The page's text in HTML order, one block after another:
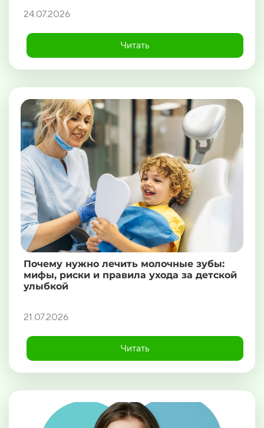
24.07.2026
Читать
Почему нужно лечить молочные зубы:
мифы, риски и правила ухода за детской
улыбкой
21.07.2026
Читать